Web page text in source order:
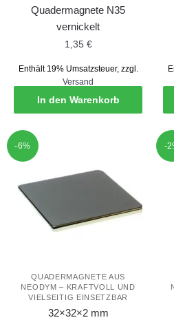
Quadermagnete N35
vernickelt
1,35 €
Enthält 19% Umsatzsteuer, zzgl.
Versand
In den Warenkorb
-6%
QUADERMAGNETE AUS
NEODYM – KRAFTVOLL UND
VIELSEITIG EINSETZBAR
32×32×2 mm
-